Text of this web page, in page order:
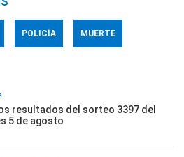
POLICÍA MUERTE
resultados del sorteo 3397 del
5 de agosto